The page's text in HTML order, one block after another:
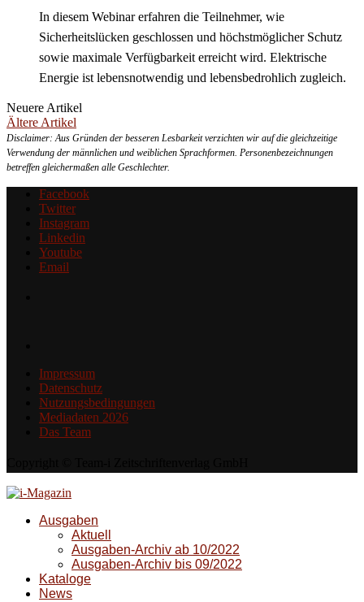
In diesem Webinar erfahren die Teilnehmer, wie
Sicherheitslücken geschlossen und höchstmöglicher Schutz
sowie maximale Verfügbarkeit erreicht wird. Elektrische
Energie ist lebensnotwendig und lebensbedrohlich zugleich.
Neuere Artikel
Ältere Artikel
Disclaimer: Aus Gründen der besseren Lesbarkeit verzichten wir auf die gleichzeitige
Verwendung der männlichen und weiblichen Sprachformen. Personenbezeichnungen
betreffen gleichermaßen alle Geschlechter.
Facebook
Twitter
Instagram
Linkedin
Youtube
Email
Impressum
Datenschutz
Nutzungsbedingungen
Mediadaten 2026
Das Team
Ausgaben
Aktuell
Ausgaben-Archiv ab 10/2022
Ausgaben-Archiv bis 09/2022
Kataloge
News